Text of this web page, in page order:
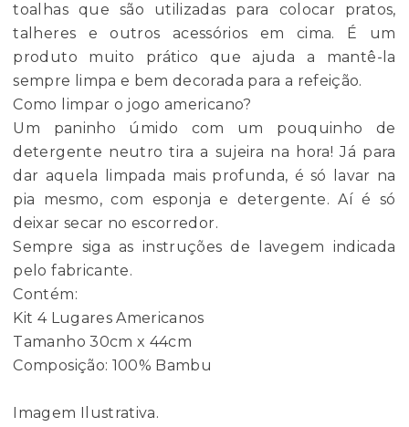
toalhas que são utilizadas para colocar pratos,
talheres e outros acessórios em cima. É um
produto muito prático que ajuda a mantê-la
sempre limpa e bem decorada para a refeição.
Como limpar o jogo americano?
Um paninho úmido com um pouquinho de
detergente neutro tira a sujeira na hora! Já para
dar aquela limpada mais profunda, é só lavar na
pia mesmo, com esponja e detergente. Aí é só
deixar secar no escorredor.
Sempre siga as instruções de lavegem indicada
pelo fabricante.
Contém:
Kit 4 Lugares Americanos
Tamanho 30cm x 44cm
Composição: 100% Bambu
Imagem Ilustrativa.